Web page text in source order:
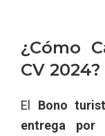
¿Cómo
CV 2024?
El Bono
entrega por